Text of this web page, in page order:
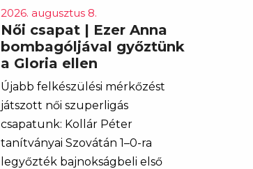
2026. augusztus 8.
Női csapat | Ezer Anna
bombagóljával győztünk
a Gloria ellen
Újabb felkészülési mérkőzést
játszott női szuperligás
csapatunk: Kollár Péter
tanítványai Szovátán 1–0-ra
legyőzték bajnokságbeli első